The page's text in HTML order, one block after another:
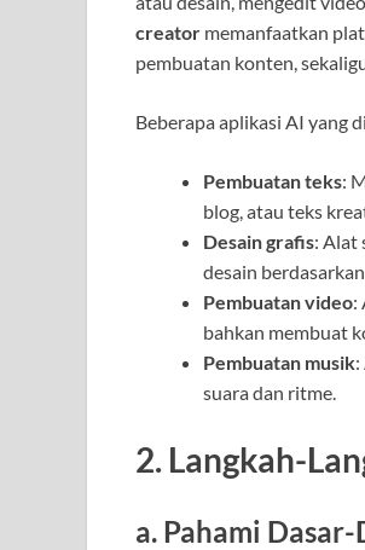
creator memanfaatkan
pembuatan konten,
Beberapa aplikasi AI yang
Pembuatan teks:
blog, atau teks
Desain grafis: Alat
desain
Pembuatan video:
bahkan membuat
Pembuatan musik
suara dan ritme.
2. Langkah-
a. Pahami